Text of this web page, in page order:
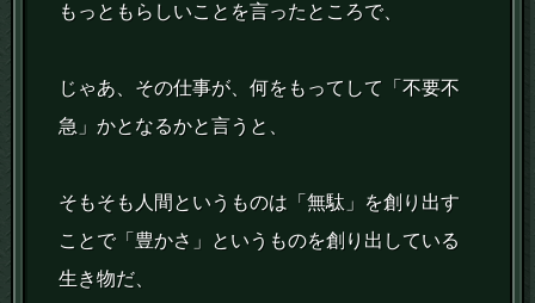
もっともらしいことを言ったところで、
じゃあ、その仕事が、何をもってして「不要不
急」かとなるかと言うと、
そもそも人間というものは「無駄」を創り出す
ことで「豊かさ」というものを創り出している
生き物だ、